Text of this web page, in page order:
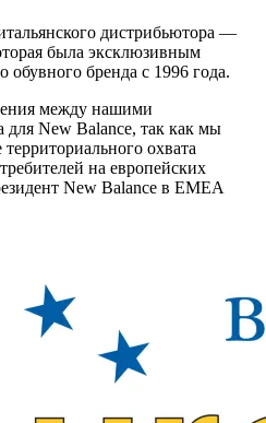
дистрибьютора —
была эксклюзивным
обувного бренда с 1996 года.
между нашими
New Balance, так как мы
охвата
на европейских
New Balance в EMEA